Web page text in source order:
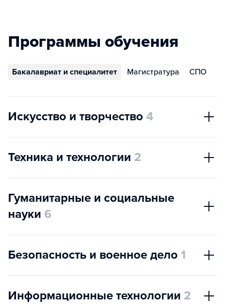
Программы обучения
Бакалавриат и специалитет Магистратура СПО
Искусство и творчество 4
Техника и технологии 2
Гуманитарные и социальные
науки 6
Безопасность и военное дело 1
Информационные технологии 2